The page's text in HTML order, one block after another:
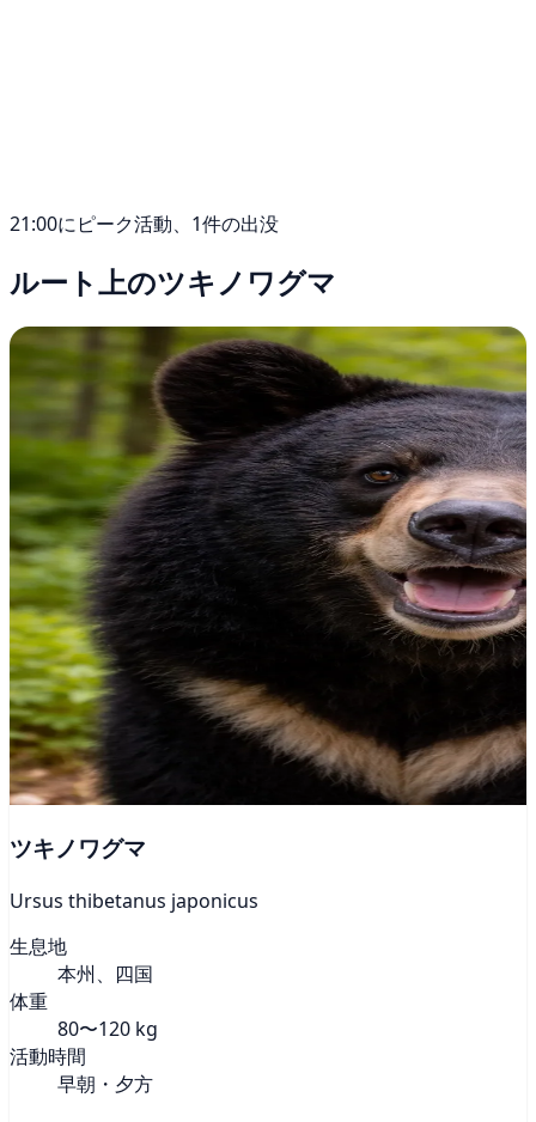
21:00にピーク活動、1件の出没
ルート上のツキノワグマ
ツキノワグマ
Ursus thibetanus japonicus
生息地
本州、四国
体重
80〜120 kg
活動時間
早朝・夕方